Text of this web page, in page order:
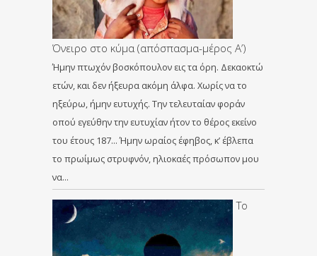
Όνειρο στο κύμα (απόσπασμα-μέρος Α’)
Ήμην πτωχόν βοσκόπουλον εις τα όρη. Δεκαοκτώ
ετών, και δεν ήξευρα ακόμη άλφα. Χωρίς να το
ηξεύρω, ήμην ευτυχής. Την τελευταίαν φοράν
οπού εγεύθην την ευτυχίαν ήτον το θέρος εκείνο
του έτους 187… Ήμην ωραίος έφηβος, κ’ έβλεπα
το πρωίμως στρυφνόν, ηλιοκαές πρόσωπον μου
να…
Το